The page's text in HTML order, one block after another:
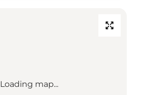
Loading map...